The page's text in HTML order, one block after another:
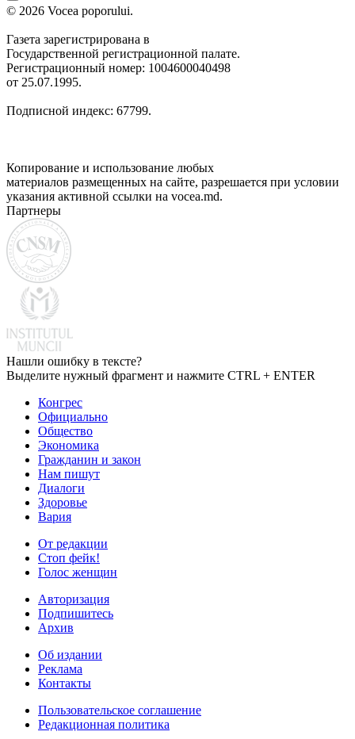
© 2026 Vocea poporului.
Газета зарегистрирована в
Государственной регистрационной палате.
Регистрационный номер: 1004600040498
от 25.07.1995.
Подписной индекс: 67799.
Копирование и использование любых
материалов размещенных на сайте, разрешается при условии
указания активной ссылки на vocea.md.
Партнеры
Нашли ошибку в тексте?
Выделите нужный фрагмент и нажмите CTRL + ENTER
Конгрес
Официально
Общество
Экономика
Гражданин и закон
Нам пишут
Диалоги
Здоровье
Вария
От редакции
Стоп фейк!
Голос женщин
Авторизация
Подпишитесь
Архив
Об издании
Реклама
Контакты
Пользовательское соглашение
Редакционная политика